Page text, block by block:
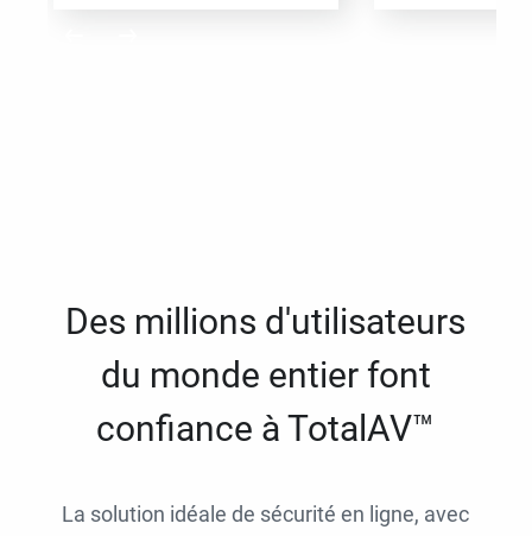
Des millions d'utilisateurs
du monde entier font
confiance à TotalAV™
La solution idéale de sécurité en ligne, avec